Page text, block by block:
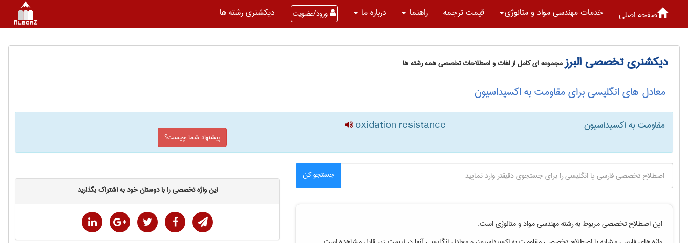
صفحه اصلی خدمات مهندسی مواد و متالوژی قیمت ترجمه راهنما درباره ما ورود/عضویت دیکشنری رشته ها
دیکشنری تخصصی البرزمجموعه ای کامل از لغات و اصطلاحات تخصصی همه رشته ها
معادل های انگلیسی برای مقاومت به اکسیداسیون
مقاومت به اکسیداسیون oxidation resistance
پیشنهاد شما چیست؟
جستجو کن
این اصطلاح تخصصی مربوط به رشتهمهندسی مواد و متالوژیاست.
این واژه تخصصی را با دوستان خود به اشتراک بگذارید